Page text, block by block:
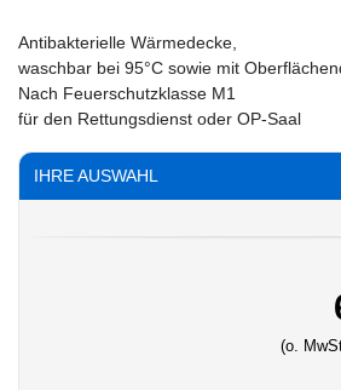
Antibakterielle Wärmedecke,
waschbar bei 95°C sowie mit
Nach Feuerschutzklasse M1
für den Rettungsdienst oder OP-Saal
IHRE AUSWAHL
(o.